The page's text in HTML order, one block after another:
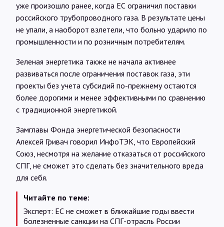
уже произошло ранее, когда ЕС ограничил поставки
российского трубопроводного газа. В результате цены
не упали, а наоборот взлетели, что больно ударило по
промышленности и по розничным потребителям.
Зеленая энергетика также не начала активнее
развиваться после ограничения поставок газа, эти
проекты без учета субсидий по-прежнему остаются
более дорогими и менее эффективными по сравнению
с традиционной энергетикой.
Замглавы Фонда энергетической безопасности
Алексей Гривач говорил ИнфоТЭК, что Европейский
Союз, несмотря на желание отказаться от российского
СПГ, не сможет это сделать без значительного вреда
для себя.
Читайте по теме:
Эксперт: ЕС не сможет в ближайшие годы ввести
болезненные санкции на СПГ-отрасль России